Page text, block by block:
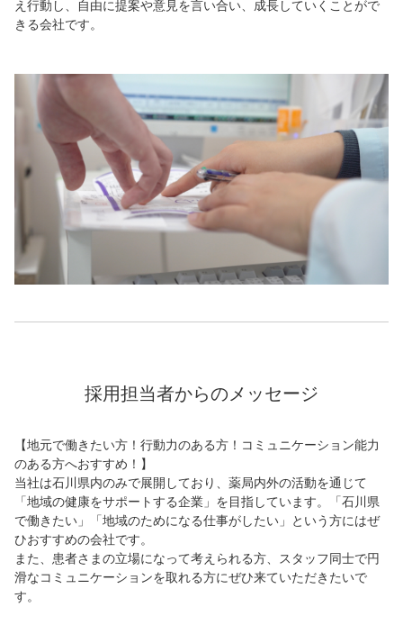
え行動し、自由に提案や意見を言い合い、成長していくことがで
きる会社です。
採用担当者からのメッセージ
【地元で働きたい方！行動力のある方！コミュニケーション能力
のある方へおすすめ！】
当社は石川県内のみで展開しており、薬局内外の活動を通じて
「地域の健康をサポートする企業」を目指しています。「石川県
で働きたい」「地域のためになる仕事がしたい」という方にはぜ
ひおすすめの会社です。
また、患者さまの立場になって考えられる方、スタッフ同士で円
滑なコミュニケーションを取れる方にぜひ来ていただきたいで
す。